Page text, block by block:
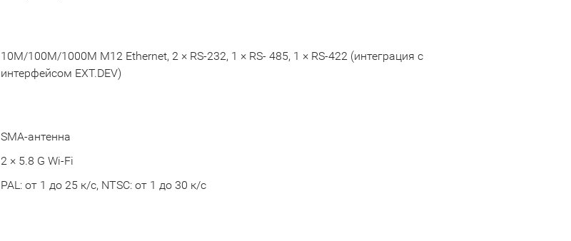
10M/100M/1000M M12 Ethernet, 2 × RS-232, 1 × RS- 485, 1 × RS-422 (интеграция с
интерфейсом EXT.DEV)
SMA-антенна
2 × 5.8 G Wi-Fi
PAL: от 1 до 25 к/с, NTSC: от 1 до 30 к/с